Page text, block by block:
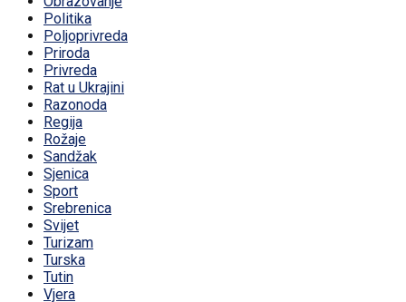
Politika
Poljoprivreda
Priroda
Privreda
Rat u Ukrajini
Razonoda
Regija
Rožaje
Sandžak
Sjenica
Sport
Srebrenica
Svijet
Turizam
Turska
Tutin
Vjera